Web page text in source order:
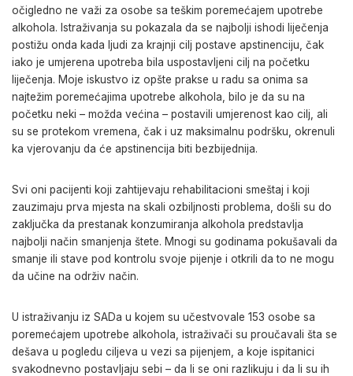
očigledno ne važi za osobe sa teškim poremećajem upotrebe
alkohola. Istraživanja su pokazala da se najbolji ishodi liječenja
postižu onda kada ljudi za krajnji cilj postave apstinenciju, čak
iako je umjerena upotreba bila uspostavljeni cilj na početku
liječenja. Moje iskustvo iz opšte prakse u radu sa onima sa
najtežim poremećajima upotrebe alkohola, bilo je da su na
početku neki – možda većina – postavili umjerenost kao cilj, ali
su se protekom vremena, čak i uz maksimalnu podršku, okrenuli
ka vjerovanju da će apstinencija biti bezbijednija.
Svi oni pacijenti koji zahtijevaju rehabilitacioni smeštaj i koji
zauzimaju prva mjesta na skali ozbiljnosti problema, došli su do
zaključka da prestanak konzumiranja alkohola predstavlja
najbolji način smanjenja štete. Mnogi su godinama pokušavali da
smanje ili stave pod kontrolu svoje pijenje i otkrili da to ne mogu
da učine na održiv način.
U istraživanju iz SADa u kojem su učestvovale 153 osobe sa
poremećajem upotrebe alkohola, istraživači su proučavali šta se
dešava u pogledu ciljeva u vezi sa pijenjem, a koje ispitanici
svakodnevno postavljaju sebi – da li se oni razlikuju i da li su ih